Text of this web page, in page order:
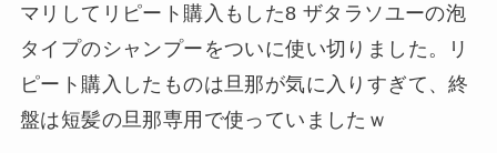
マリしてリピート購入もした8 ザタラソユーの泡
タイプのシャンプーをついに使い切りました。リ
ピート購入したものは旦那が気に入りすぎて、終
盤は短髪の旦那専用で使っていましたｗ